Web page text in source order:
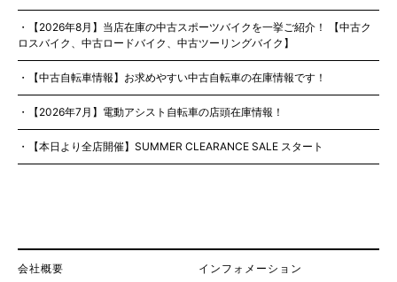
【2026年8月】当店在庫の中古スポーツバイクを一挙ご紹介！ 【中古ク
ロスバイク、中古ロードバイク、中古ツーリングバイク】
【中古自転車情報】お求めやすい中古自転車の在庫情報です！
【2026年7月】電動アシスト自転車の店頭在庫情報！
【本日より全店開催】SUMMER CLEARANCE SALE スタート
会社概要 インフォメーション